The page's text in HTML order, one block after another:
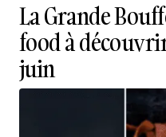
La Grande
food à
juin